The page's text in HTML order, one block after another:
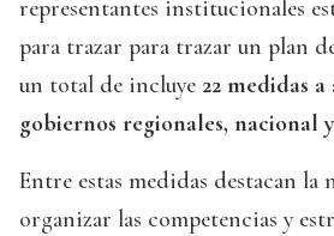
representantes institucionales
para trazar para trazar un plan
un total de incluye 22 medidas
gobiernos regionales, nacional
Entre estas medidas destacan la
organizar las competencias y